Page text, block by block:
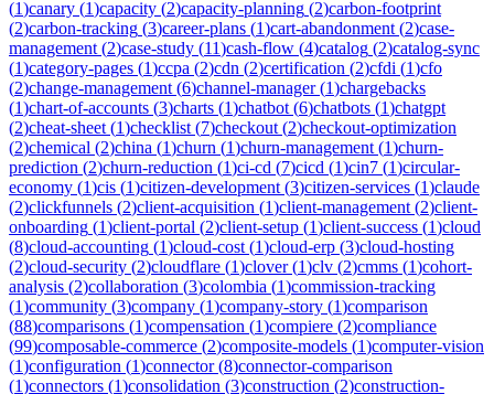
(1)canary (1)capacity (2)capacity-planning (2)carbon-footprint
(2)carbon-tracking (3)career-plans (1)cart-abandonment (2)case-
management (2)case-study (11)cash-flow (4)catalog (2)catalog-sync
(1)category-pages (1)ccpa (2)cdn (2)certification (2)cfdi (1)cfo
(2)change-management (6)channel-manager(1)chargebacks
(1)chart-of-accounts (3)charts (1)chatbot (6)chatbots (1)chatgpt
(2)cheat-sheet (1)checklist (7)checkout (2)checkout-optimization
(2)chemical (2)china (1)churn (1)churn-management (1)churn-
prediction (2)churn-reduction (1)ci-cd (7)cicd (1)cin7 (1)circular-
economy (1)cis (1)citizen-development (3)citizen-services (1)claude
(2)clickfunnels (2)client-acquisition (1)client-management (2)client-
onboarding (1)client-portal (2)client-setup (1)client-success (1)cloud
(8)cloud-accounting (1)cloud-cost (1)cloud-erp (3)cloud-hosting
(2)cloud-security (2)cloudflare (1)clover(1)clv (2)cmms (1)cohort-
analysis (2)collaboration (3)colombia (1)commission-tracking
(1)community (3)company (1)company-story (1)comparison
(88)comparisons (1)compensation (1)compiere (2)compliance
(99)composable-commerce (2)composite-models (1)computer-vision
(1)configuration (1)connector(8)connector-comparison
(1)connectors (1)consolidation (3)construction (2)construction-